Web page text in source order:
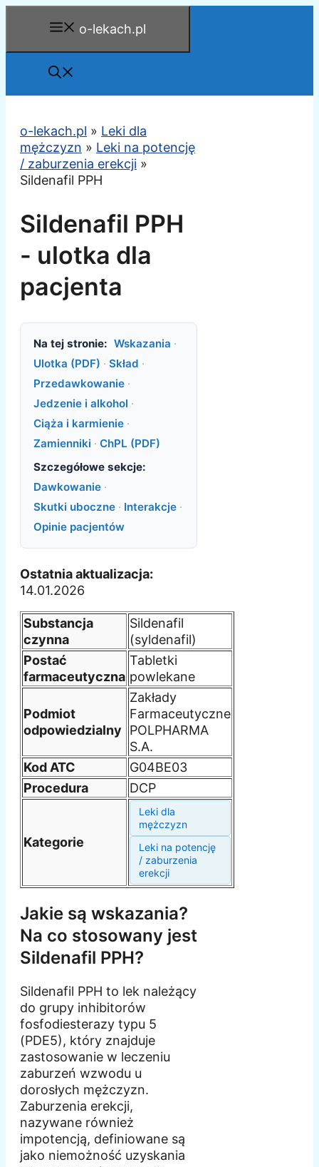
o-lekach.pl
o-lekach.pl » Leki dla
mężczyzn » Leki na potencję
/ zaburzenia erekcji »
Sildenafil PPH
Sildenafil PPH
- ulotka dla
pacjenta
Na tej stronie: Wskazania ·
Ulotka (PDF) · Skład ·
Przedawkowanie ·
Jedzenie i alkohol ·
Ciąża i karmienie ·
Zamienniki · ChPL (PDF)
Szczegółowe sekcje:
Dawkowanie ·
Skutki uboczne · Interakcje ·
Opinie pacjentów
Ostatnia aktualizacja:
14.01.2026
Substancja
czynna
Sildenafil
(syldenafil)
Postać
farmaceutyczna
Tabletki
powlekane
Podmiot
odpowiedzialny
Zakłady
Farmaceutyczne
POLPHARMA
S.A.
Kod ATC
G04BE03
Procedura
DCP
Kategorie
Leki dla
mężczyzn
Leki na potencję
/ zaburzenia
erekcji
Jakie są wskazania?
Na co stosowany jest
Sildenafil PPH?
Sildenafil PPH to lek należący
do grupy inhibitorów
fosfodiesterazy typu 5
(PDE5), który znajduje
zastosowanie w leczeniu
zaburzeń wzwodu u
dorosłych mężczyzn.
Zaburzenia erekcji,
nazywane również
impotencją, definiowane są
jako niemożność uzyskania